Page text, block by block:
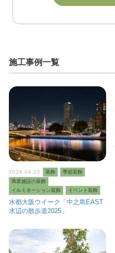
施工事例一覧
水都大阪ウイーク「中之島EAST
水辺の散歩道2025」
2026.04.20 装飾
季節装飾
商業施設の装飾
イルミネーション装飾
イベント装飾